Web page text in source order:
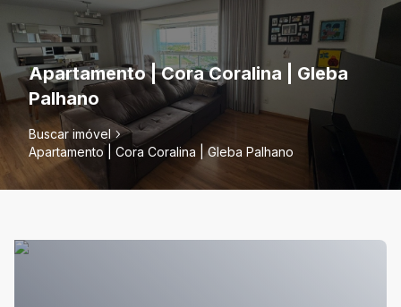
Apartamento | Cora Coralina | Gleba
Palhano
Buscar imóvel
Apartamento | Cora Coralina | Gleba Palhano